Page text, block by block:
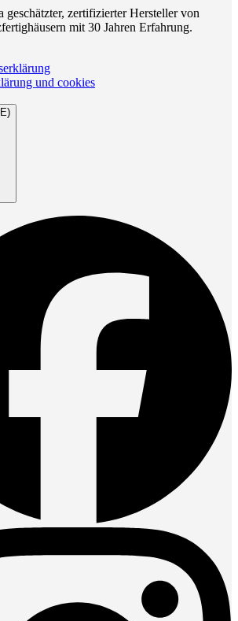
geschätzter, zertifizierter Hersteller von
mit 30 Jahren Erfahrung.
und cookies